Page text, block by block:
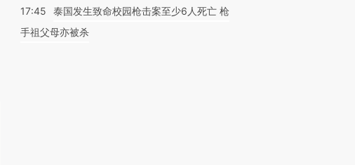
17:45
泰国发生致命校园枪击案至少6人死亡 枪
手祖父母亦被杀